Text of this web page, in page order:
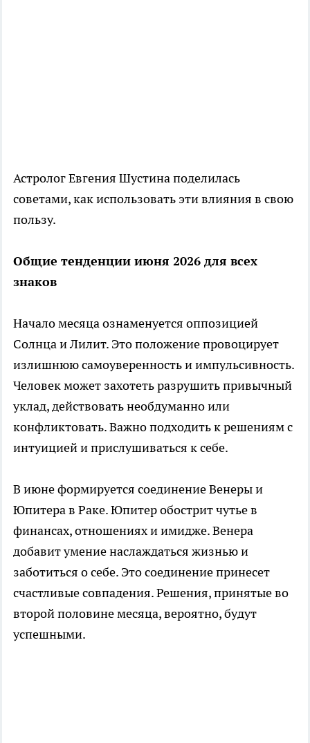
Астролог Евгения Шустина поделилась
советами, как использовать эти влияния в свою
пользу.
Общие тенденции июня 2026 для всех
знаков
Начало месяца ознаменуется оппозицией
Солнца и Лилит. Это положение провоцирует
излишнюю самоуверенность и импульсивность.
Человек может захотеть разрушить привычный
уклад, действовать необдуманно или
конфликтовать. Важно подходить к решениям с
интуицией и прислушиваться к себе.
В июне формируется соединение Венеры и
Юпитера в Раке. Юпитер обострит чутье в
финансах, отношениях и имидже. Венера
добавит умение наслаждаться жизнью и
заботиться о себе. Это соединение принесет
счастливые совпадения. Решения, принятые во
второй половине месяца, вероятно, будут
успешными.